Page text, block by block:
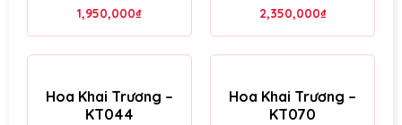
1,950,000₫ 2,350,000₫
Hoa Khai Trương –
KT044
Hoa Khai Trương –
KT070